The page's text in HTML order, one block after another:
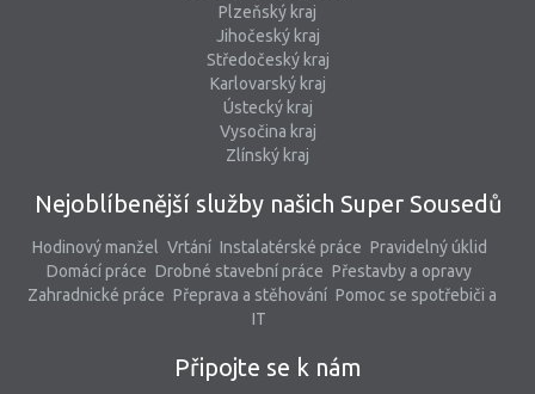
Plzeňský kraj
Jihočeský kraj
Středočeský kraj
Karlovarský kraj
Ústecký kraj
Vysočina kraj
Zlínský kraj
Nejoblíbenější služby našich Super Sousedů
Hodinový manžel Vrtání Instalatérské práce Pravidelný úklid
Domácí práce Drobné stavební práce Přestavby a opravy
Zahradnické práce Přeprava a stěhování Pomoc se spotřebiči a
IT
Připojte se k nám